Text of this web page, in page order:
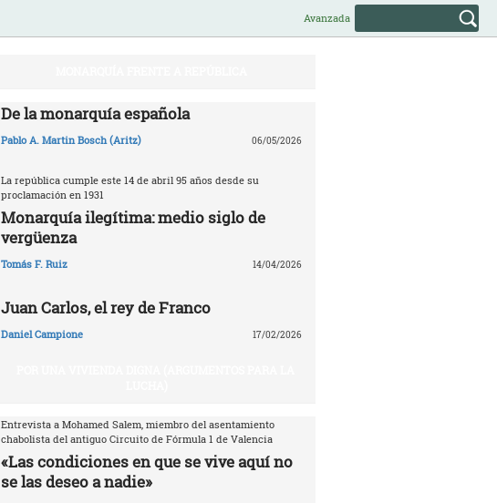
Avanzada
De la monarquía española
Pablo A. Martin Bosch (Aritz) 06/05/2026
La república cumple este 14 de abril 95 años desde su
proclamación en 1931
Monarquía ilegítima: medio siglo de
vergüenza
Tomás F. Ruiz 14/04/2026
Juan Carlos, el rey de Franco
Daniel Campione 17/02/2026
Entrevista a Mohamed Salem, miembro del asentamiento
chabolista del antiguo Circuito de Fórmula 1 de Valencia
«Las condiciones en que se vive aquí no
se las deseo a nadie»